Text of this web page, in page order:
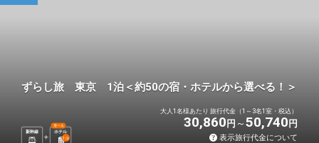
ずらし旅 東京 1泊＜約50の宿・ホテルから選べる！＞
新幹線 ホテル
選べる
1 泊
大人1名様あたり 旅行代金（1～3名1室・税込）
30,860 円 50,740 円
表示旅行代金について